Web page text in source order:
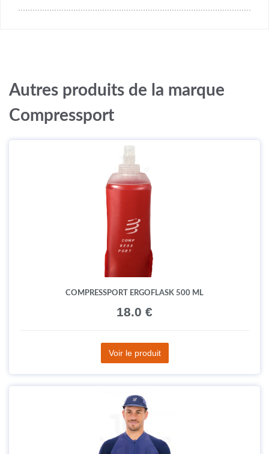
Autres produits de la marque
Compressport
COMPRESSPORT ERGOFLASK 500 ML
18.0 €
Voir le produit